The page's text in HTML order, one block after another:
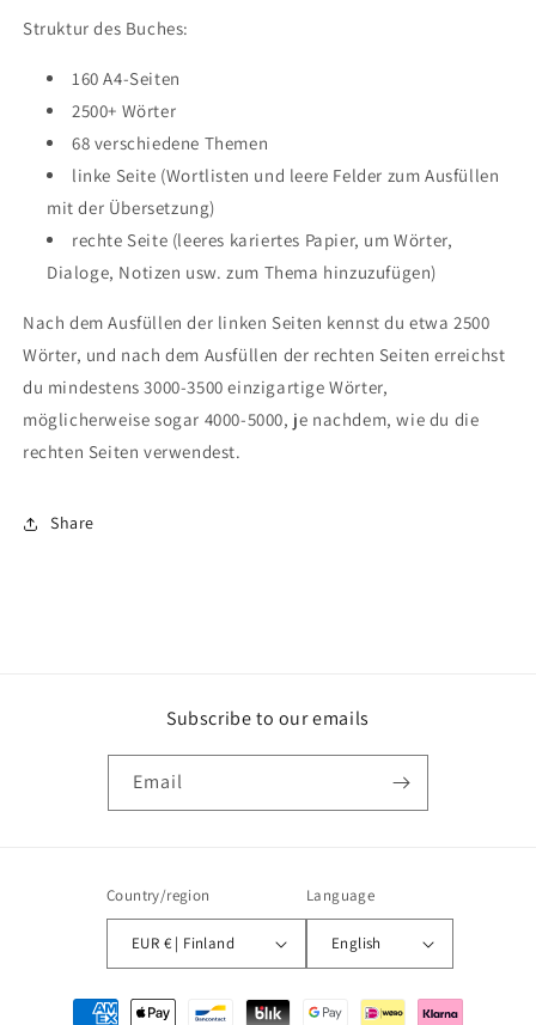
Struktur des Buches:
160 A4-Seiten
2500+ Wörter
68 verschiedene Themen
linke Seite (Wortlisten und leere Felder zum Ausfüllen
mit der Übersetzung)
rechte Seite (leeres kariertes Papier, um Wörter,
Dialoge, Notizen usw. zum Thema hinzuzufügen)
Nach dem Ausfüllen der linken Seiten kennst du etwa 2500
Wörter, und nach dem Ausfüllen der rechten Seiten erreichst
du mindestens 3000-3500 einzigartige Wörter,
möglicherweise sogar 4000-5000, je nachdem, wie du die
rechten Seiten verwendest.
Share
Subscribe to our emails
Email
Country/region
EUR € | Finland
Language
English
Payment